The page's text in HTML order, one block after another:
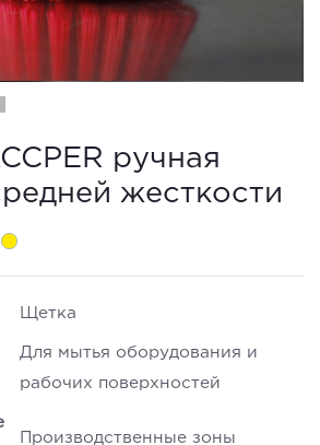
ручная
жесткости
Щетка
Для мытья оборудования и
рабочих поверхностей
Производственные зоны